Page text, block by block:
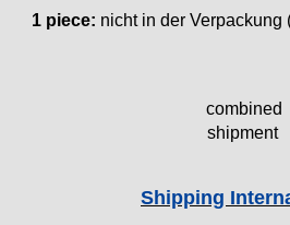
1 piece: nicht in der Verpackung
combined
shipment
Shipping